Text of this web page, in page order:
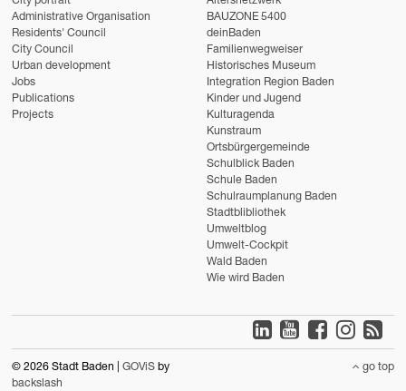
Administrative Organisation
Residents' Council
City Council
Urban development
Jobs
Publications
Projects
BAUZONE 5400
deinBaden
Familienwegweiser
Historisches Museum
Integration Region Baden
Kinder und Jugend
Kulturagenda
Kunstraum
Ortsbürgergemeinde
Schulblick Baden
Schule Baden
Schulraumplanung Baden
Stadtblibliothek
Umweltblog
Umwelt-Cockpit
Wald Baden
Wie wird Baden
© 2026 Stadt Baden |GOViS by
backslash
go top